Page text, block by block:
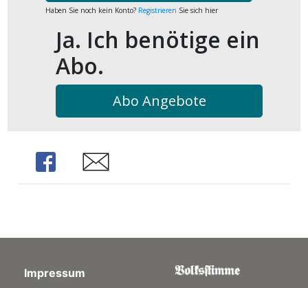
Haben Sie noch kein Konto? Registrieren Sie sich hier
Ja. Ich benötige ein
Abo.
Abo Angebote
Share Share
Impressum